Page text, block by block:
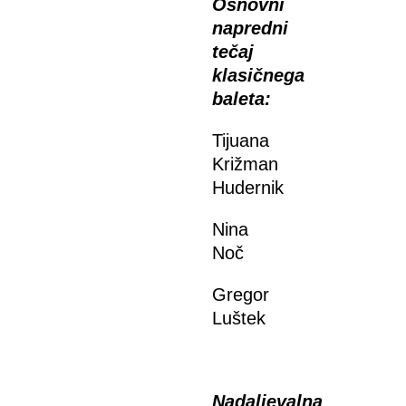
Osnovni
napredni
tečaj
klasičnega
baleta:
Tijuana
Križman
Hudernik
Nina
Noč
Gregor
Luštek
Nadaljevalna